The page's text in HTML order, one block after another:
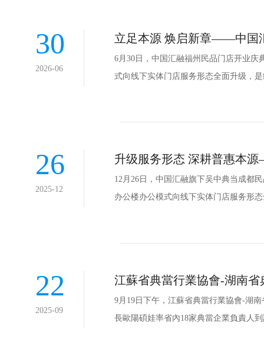
30
2026-06
立足本源 焕启新章——中国
6月30日，中国汇融福州民品门店开业
式向线下实体门店服务形态全面升级，
26
2025-12
升级服务形态 深耕普惠本
12月26日，中国汇融旗下吴中典当成都
办公楼办公模式向线下实体门店服务形
22
2025-09
江蘇省典當行業協會-湖南
9月19日下午，江蘇省典當行業協會-湖
長歐陽碩娃率省內18家典當企業負責人